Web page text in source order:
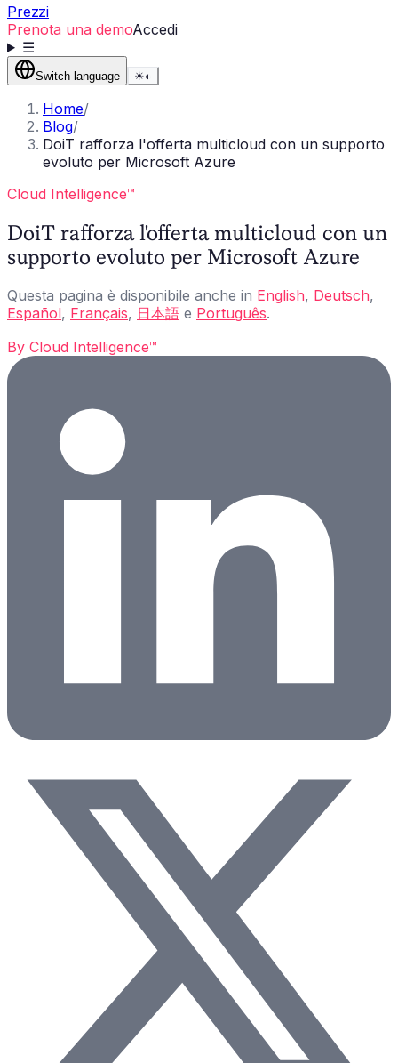
Prezzi
Prenota una demoAccedi
☰
Switch language ☀◐
Home/
Blog/
DoiT rafforza l'offerta multicloud con un supporto
evoluto per Microsoft Azure
Cloud Intelligence™
DoiT rafforza l'offerta multicloud con un
supporto evoluto per Microsoft Azure
Questa pagina è disponibile anche in English, Deutsch,
Español, Français, 日本語 e Português.
By Cloud Intelligence™